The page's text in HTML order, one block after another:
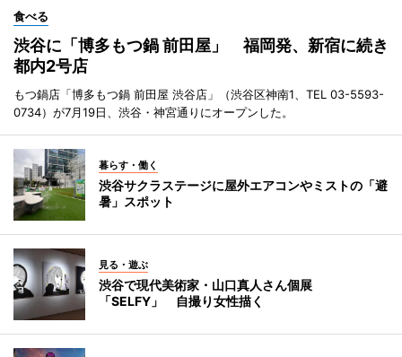
食べる
渋谷に「博多もつ鍋 前田屋」 福岡発、新宿に続き
都内2号店
もつ鍋店「博多もつ鍋 前田屋 渋谷店」（渋谷区神南1、TEL 03-5593-
0734）が7月19日、渋谷・神宮通りにオープンした。
暮らす・働く
渋谷サクラステージに屋外エアコンやミストの「避
暑」スポット
見る・遊ぶ
渋谷で現代美術家・山口真人さん個展
「SELFY」 自撮り女性描く